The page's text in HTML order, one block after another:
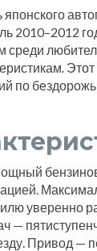
2010–2012
по
уверенно
—
Привод —